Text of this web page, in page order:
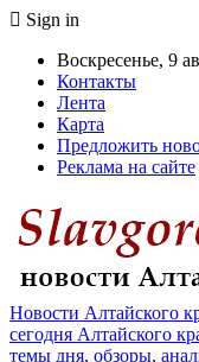
Sign in
Воскресенье, 9
Контакты
Лента
Карта
Предложить
Реклама на сайте
Новости Алтайского
сегодня Алтайского
темы дня, обзоры,